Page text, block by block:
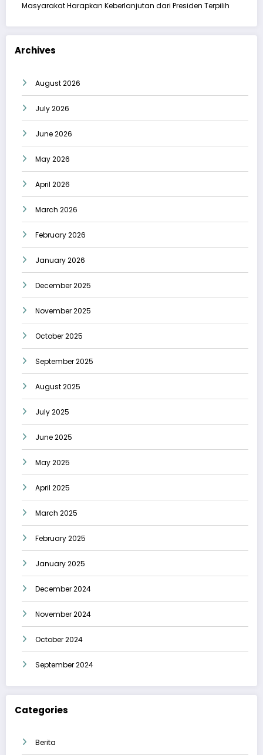
Masyarakat Harapkan Keberlanjutan dari Presiden Terpilih
Archives
August 2026
July 2026
June 2026
May 2026
April 2026
March 2026
February 2026
January 2026
December 2025
November 2025
October 2025
September 2025
August 2025
July 2025
June 2025
May 2025
April 2025
March 2025
February 2025
January 2025
December 2024
November 2024
October 2024
September 2024
Categories
Berita